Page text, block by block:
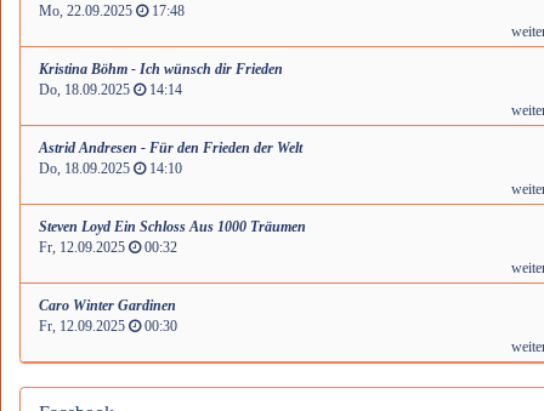
Mo, 22.09.2025
17:48
Kristina Böhm - Ich wünsch dir Frieden
Do, 18.09.2025
14:14
Astrid Andresen - Für den Frieden der Welt
Do, 18.09.2025
14:10
Steven Loyd Ein Schloss Aus 1000 Träumen
Fr, 12.09.2025
00:32
Caro Winter Gardinen
Fr, 12.09.2025
00:30